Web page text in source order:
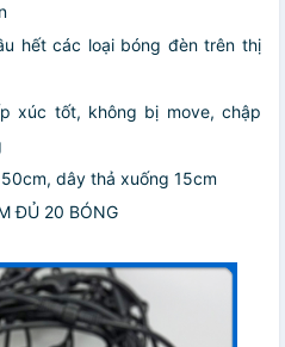
hết các loại bóng đèn trên thị
xúc tốt, không bị move, chập
dây thả xuống 15cm
ĐỦ 20 BÓNG